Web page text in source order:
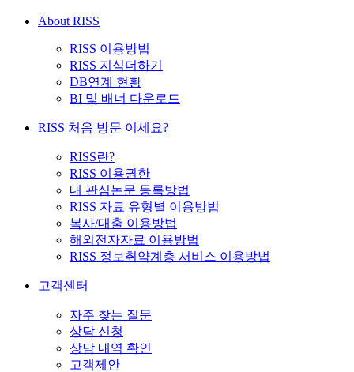
About RISS
RISS 이용방법
RISS 지식더하기
DB연계 현황
BI 및 배너 다운로드
RISS 처음 방문 이세요?
RISS란?
RISS 이용권한
내 관심논문 등록방법
RISS 자료 유형별 이용방법
복사/대출 이용방법
해외전자자료 이용방법
RISS 정보취약계층 서비스 이용방법
고객센터
자주 찾는 질문
상담 신청
상담 내역 확인
고객제안